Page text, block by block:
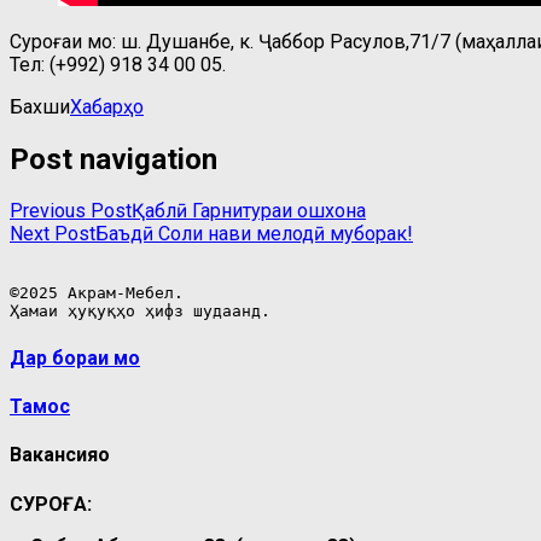
Суроғаи мо: ш. Душанбе, к. Ҷаббор Расулов,71/7
Тел: (+992) 918 34 00 05.
БахшиХабарҳо
Post navigation
Previous PostҚаблӣ Гарнитураи ошхона
Next PostБаъдӣ Соли нави мелодӣ муборак!
©2025 Акрам-Мебел.
Ҳамаи ҳуқуқҳо ҳифз шудаанд.
Дар бораи мо
Тамос
Вакансияҳо
СУРОҒА: